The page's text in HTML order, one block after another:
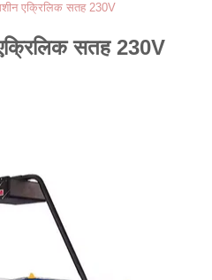
एक्रिलिक सतह 230V
सतह 230V